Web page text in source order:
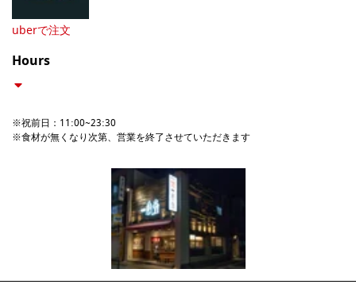
uberで注文
Hours
※祝前日：11:00~23:30
※食材が無くなり次第、営業を終了させていただきます